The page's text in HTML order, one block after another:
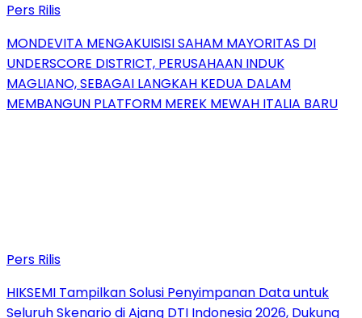
Pers Rilis
MONDEVITA MENGAKUISISI SAHAM MAYORITAS DI
UNDERSCORE DISTRICT, PERUSAHAAN INDUK
MAGLIANO, SEBAGAI LANGKAH KEDUA DALAM
MEMBANGUN PLATFORM MEREK MEWAH ITALIA BARU
Pers Rilis
HIKSEMI Tampilkan Solusi Penyimpanan Data untuk
Seluruh Skenario di Ajang DTI Indonesia 2026, Dukung